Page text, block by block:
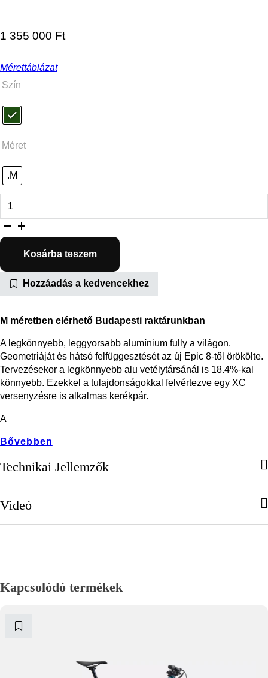
1 355 000 Ft
Mérettáblázat
Szín
Méret
.M
Kosárba teszem
Hozzáadás a kedvencekhez
M méretben elérhető Budapesti raktárunkban
A legkönnyebb, leggyorsabb alumínium fully a világon.
Geometriáját és hátsó felfüggesztését az új Epic 8-től örökölte.
Tervezésekor a legkönnyebb alu vetélytársánál is 18.4%-kal
könnyebb. Ezekkel a tulajdonságokkal felvértezve egy XC
versenyzésre is alkalmas kerékpár.
A
Bővebben
Technikai Jellemzők
Videó
Kapcsolódó termékek